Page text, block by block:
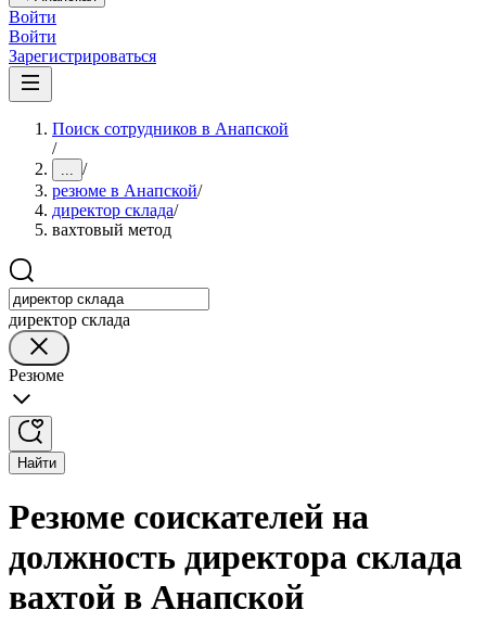
Войти
Войти
Зарегистрироваться
Поиск сотрудников в Анапской
/
... /
резюме в Анапской/
директор склада/
вахтовый метод
директор склада
Резюме
Найти
Резюме соискателей на
должность директора склада
вахтой в Анапской